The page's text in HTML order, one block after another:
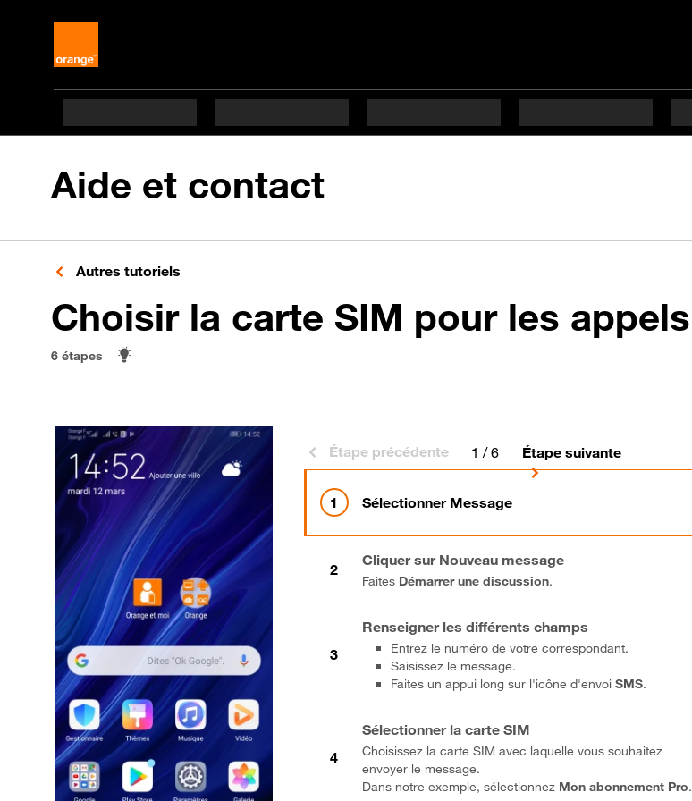
Aide et contact
Autres tutoriels
Choisir la carte SIM pour les appels
6 étapes
Étape précédente 1 / 6 Étape suivante
Sélectionner Message
Cliquer sur Nouveau message
Faites Démarrer une discussion.
Renseigner les différents champs
Entrez le numéro de votre correspondant.
Saisissez le message.
Faites un appui long sur l'icône d'envoiSMS.
Sélectionner la carte SIM
Choisissez la carte SIM avec laquelle vous souhaitez
envoyer le message.
Dans notre exemple, sélectionnez Mon abonnement Pro.